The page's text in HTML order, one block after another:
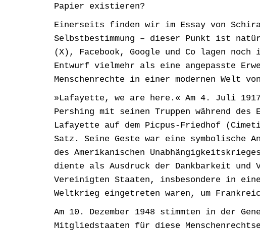
Papier existieren?
Einerseits finden wir im Essay von
Selbstbestimmung – dieser Punkt ist
(X), Facebook, Google und Co lagen
Entwurf vielmehr als eine angepasste
Menschenrechte in einer modernen Welt
»Lafayette, we are here.« Am 4. Juli
Pershing mit seinen Truppen während des
Lafayette auf dem Picpus-Friedhof
Satz. Seine Geste war eine symbolische
des Amerikanischen
diente als Ausdruck der Dankbarkeit und
Vereinigten Staaten, insbesondere in
Weltkrieg eingetreten waren, um
Am 10. Dezember 1948 stimmten in der
Mitgliedstaaten für diese